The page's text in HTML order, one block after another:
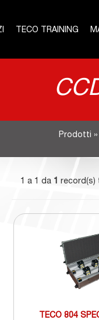
TECO TRAINING
Prodotti »
1 a 1 da 1 record(s)
TECO 804